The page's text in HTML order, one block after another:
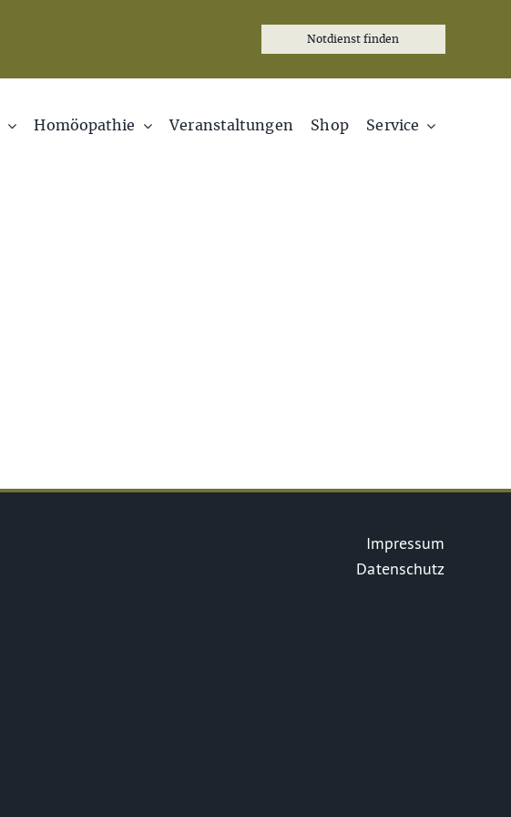
Notdienst finden
Homöopathie Veranstaltungen Shop Service
Impressum
Datenschutz